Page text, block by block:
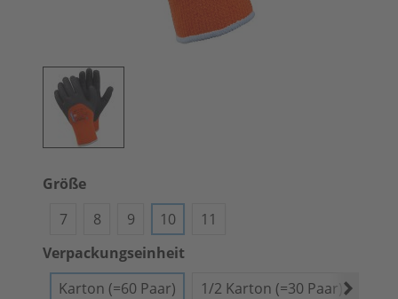
Größe
7
8 9 10
11
Verpackungseinheit
Karton (=60 Paar)
1/2 Karton (=30 Paar)